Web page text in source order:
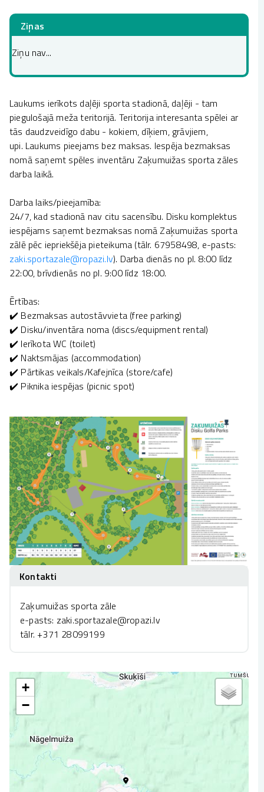
Ziņas
Ziņu nav...
Laukums ierīkots daļēji sporta stadionā, daļēji - tam
piegulošajā meža teritorijā. Teritorija interesanta spēlei ar
tās daudzveidīgo dabu - kokiem, dīķiem, grāvjiem,
upi. Laukums pieejams bez maksas. Iespēja bezmaksas
nomā saņemt spēles inventāru Zaķumuižas sporta zāles
darba laikā.
Darba laiks/pieejamība:
24/7, kad stadionā nav citu sacensību. Disku komplektus
iespējams saņemt bezmaksas nomā Zaķumuižas sporta
zālē pēc iepriekšēja pieteikuma (tālr. 67958498, e-pasts:
zaki.sportazale@ropazi.lv). Darba dienās no pl. 8:00 līdz
22:00, brīvdienās no pl. 9:00 līdz 18:00.
Ērtības:
✔️ Bezmaksas autostāvvieta (free parking)
✔️ Disku/inventāra noma (discs/equipment rental)
✔️ Ierīkota WC (toilet)
✔️ Naktsmājas (accommodation)
✔️ Pārtikas veikals/Kafejnīca (store/cafe)
✔️ Piknika iespējas (picnic spot)
Kontakti
Zaķumuižas sporta zāle
e-pasts: zaki.sportazale@ropazi.lv
tālr. +371 28099199
+
−